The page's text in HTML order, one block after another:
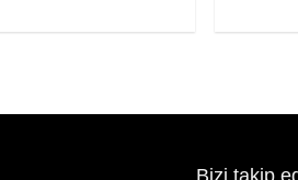
Bizi takip